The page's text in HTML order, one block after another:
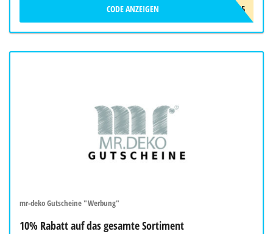
VENOVIADC25
CODE ANZEIGEN
mr-deko Gutscheine "Werbung"
10% Rabatt auf das gesamte Sortiment